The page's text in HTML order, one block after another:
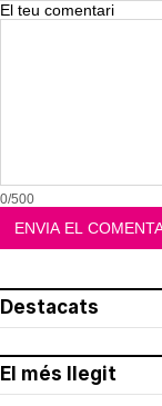
El teu comentari
0/500
Destacats
El més llegit